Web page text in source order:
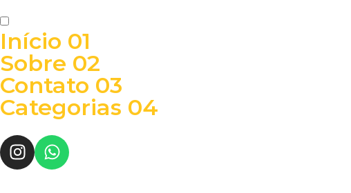
Início 01
Sobre 02
Contato 03
Categorias 04